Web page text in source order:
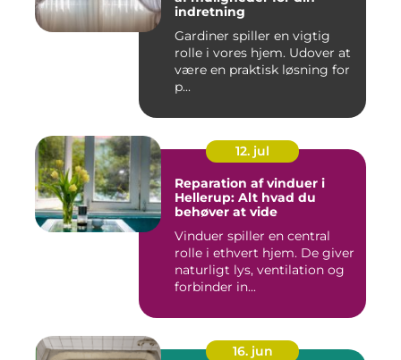
indretning
Gardiner spiller en vigtig
rolle i vores hjem. Udover at
være en praktisk løsning for
p...
12. jul
Reparation af vinduer i
Hellerup: Alt hvad du
behøver at vide
Vinduer spiller en central
rolle i ethvert hjem. De giver
naturligt lys, ventilation og
forbinder in...
16. jun